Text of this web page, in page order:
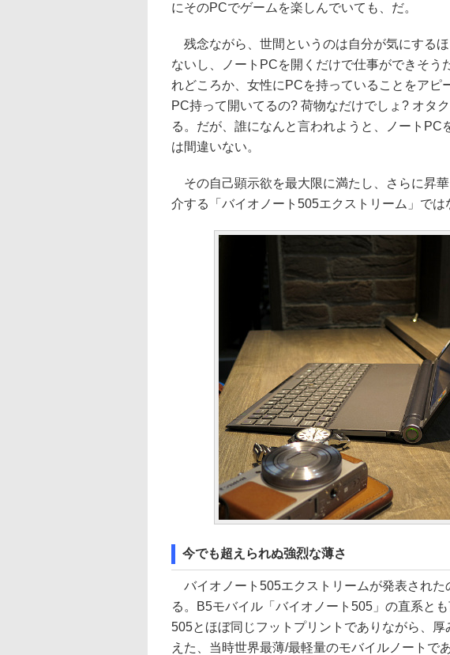
にそのPCでゲームを楽しんでいても、だ。
残念ながら、世間というのは自分が気にする
ないし、ノートPCを開くだけで仕事ができそう
れどころか、女性にPCを持っていることをアピ
PC持って開いてるの? 荷物なだけでしょ? オタ
る。だが、誰になんと言われようと、ノートPC
は間違いない。
その自己顕示欲を最大限に満たし、さらに昇
介する「バイオノート505エクストリーム」では
今でも超えられぬ強烈な薄さ
バイオノート505エクストリームが発表された
る。B5モバイル「バイオノート505」の直系と
505とほぼ同じフットプリントでありながら、
えた、当時世界最薄/最軽量のモバイルノートであ